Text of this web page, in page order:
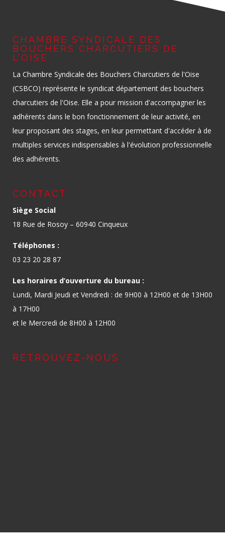
CHAMBRE SYNDICALE DES
BOUCHERS CHARCUTIERS DE
L’OISE
La Chambre Syndicale des Bouchers Charcutiers de l'Oise
(CSBCO) représente le syndicat département des bouchers
charcutiers de l'Oise. Elle a pour mission d'accompagner les
adhérents dans le bon fonctionnement de leur activité, en
leur proposant des stages, en leur permettant d'accéder à de
multiples services indispensables à l'évolution professionnelle
des adhérents.
CONTACT
Siège Social
18 Rue de Rosoy – 60940 Cinqueux
Téléphones :
03 23 20 28 87
Les horaires d’ouverture du bureau :
Lundi, Mardi Jeudi et Vendredi : de 9H00 à 12H00 et de 13H00
à 17H00
et le Mercredi de 8H00 à 12H00
RETROUVEZ-NOUS